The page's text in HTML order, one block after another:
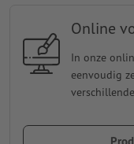
Online
In onze
eenvoudig